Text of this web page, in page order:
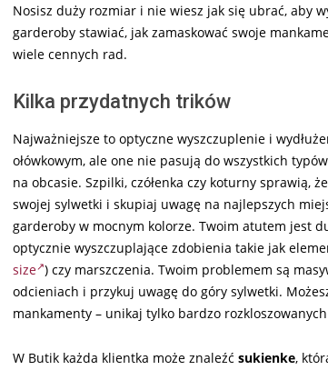
Nosisz duży rozmiar i nie wiesz jak się ubrać, aby
garderoby stawiać, jak zamaskować swoje
wiele cennych rad.
Kilka przydatnych trików
Najważniejsze to optyczne wyszczuplenie i
ołówkowym, ale one nie pasują do wszystkich
na obcasie. Szpilki, czółenka czy koturny sprawią,
swojej sylwetki i skupiaj uwagę na najlepszych
garderoby w mocnym kolorze. Twoim atutem jest
optycznie wyszczuplające zdobienia takie jak
size ) czy marszczenia. Twoim problemem są
odcieniach i przykuj uwagę do góry sylwetki.
mankamenty – unikaj tylko bardzo
W Butik każda klientka może znaleźć sukienke,